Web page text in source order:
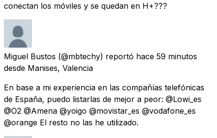
conectan los móviles y se quedan en H+???
Miguel Bustos (@mbtechy) reportó hace 59 minutos
desde Manises, Valencia
En base a mi experiencia en las compañías telefónicas
de España, puedo listarlas de mejor a peor: @Lowi_es
@O2 @Amena @yoigo @movistar_es @vodafone_es
@orange El resto no las he utilizado.